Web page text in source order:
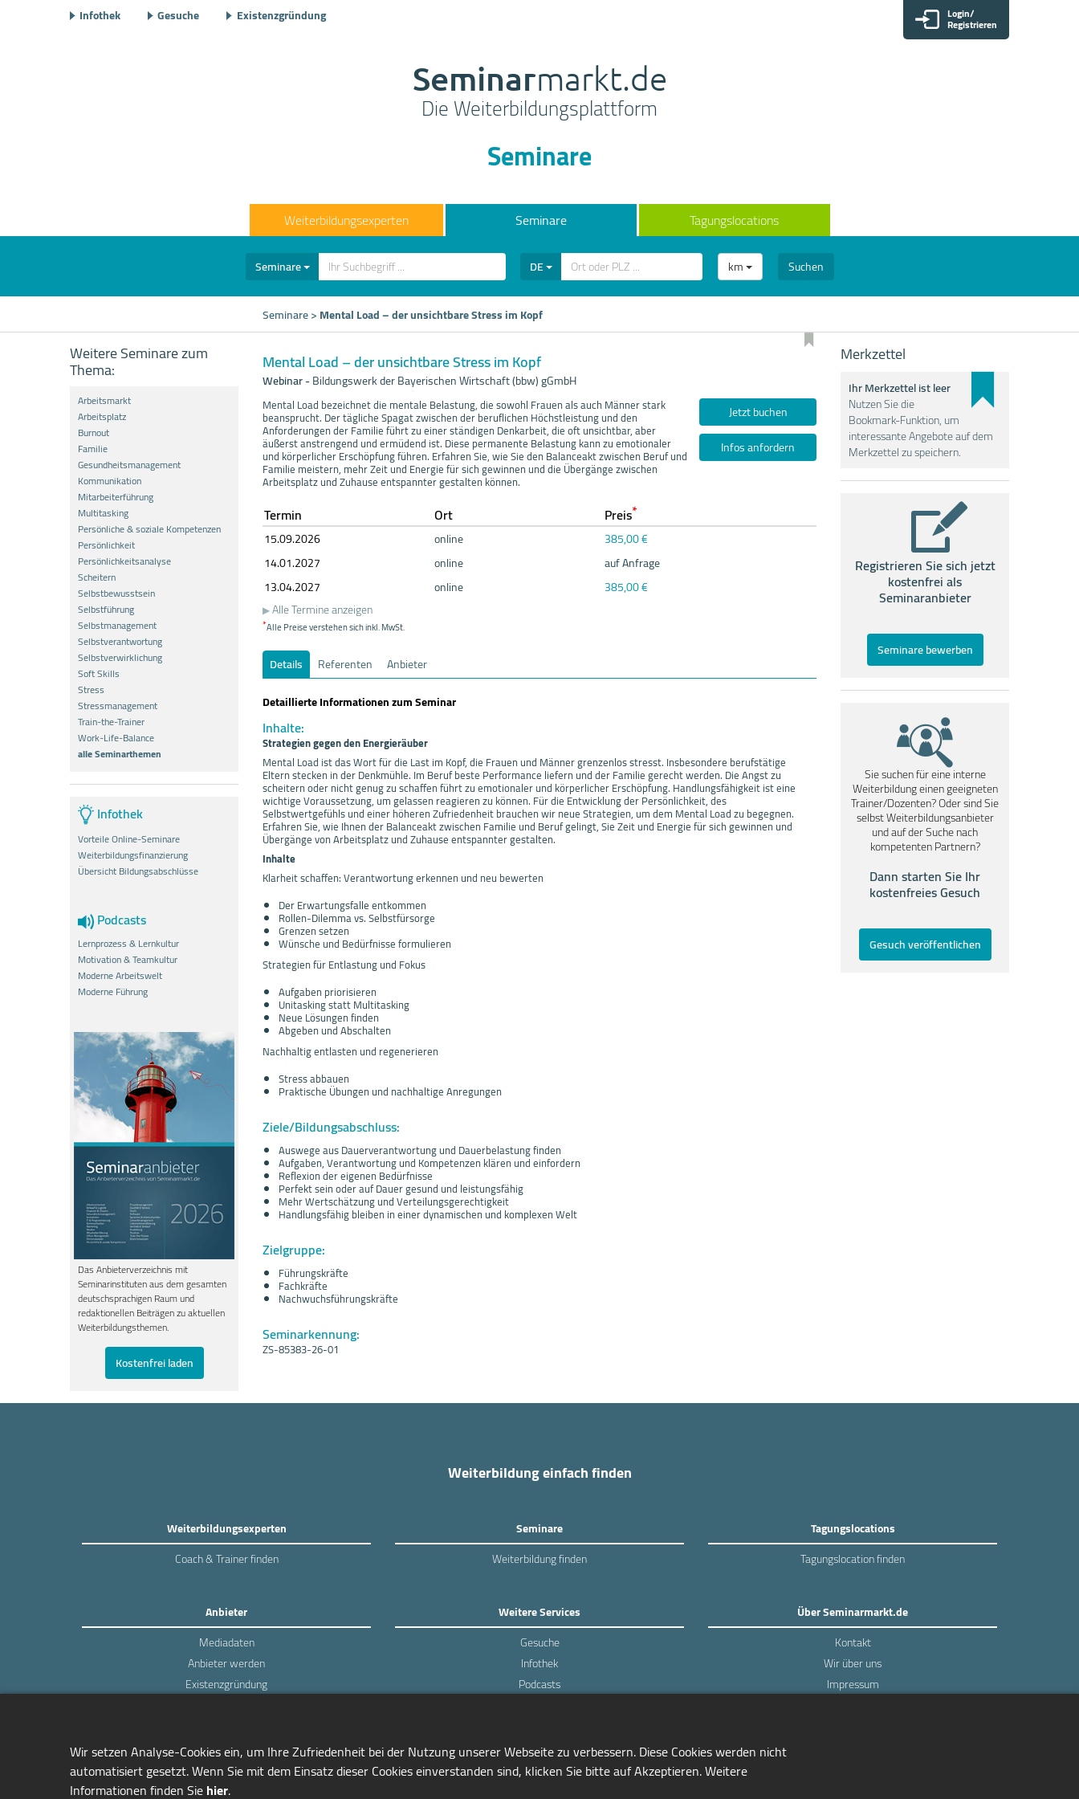
Infothek Gesuche Existenzgründung Login/
Registrieren
Seminarmarkt.de
Die Weiterbildungsplattform
Seminare
Weiterbildungsexperten Seminare Tagungslocations
Seminare DE km Suchen
Seminare>Mental Load – der unsichtbare Stress im Kopf
Weitere Seminare zum
Thema:
Arbeitsmarkt
Arbeitsplatz
Burnout
Familie
Gesundheitsmanagement
Kommunikation
Mitarbeiterführung
Multitasking
Persönliche & soziale Kompetenzen
Persönlichkeit
Persönlichkeitsanalyse
Scheitern
Selbstbewusstsein
Selbstführung
Selbstmanagement
Selbstverantwortung
Selbstverwirklichung
Soft Skills
Stress
Stressmanagement
Train-the-Trainer
Work-Life-Balance
alle Seminarthemen
Infothek
Vorteile Online-Seminare
Weiterbildungsfinanzierung
Übersicht Bildungsabschlüsse
Podcasts
Lernprozess & Lernkultur
Motivation & Teamkultur
Moderne Arbeitswelt
Moderne Führung
Das Anbieterverzeichnis mit
Seminarinstituten aus dem gesamten
deutschsprachigen Raum und
redaktionellen Beiträgen zu aktuellen
Weiterbildungsthemen.
Kostenfrei laden
Mental Load – der unsichtbare Stress im Kopf
Webinar-Bildungswerk der Bayerischen Wirtschaft (bbw) gGmbH
Mental Load bezeichnet die mentale Belastung, die sowohl Frauen als auch Männer stark
beansprucht. Der tägliche Spagat zwischen der beruflichen Höchstleistung und den
Anforderungen der Familie führt zu einer ständigen Denkarbeit, die oft unsichtbar, aber
äußerst anstrengend und ermüdend ist. Diese permanente Belastung kann zu emotionaler
und körperlicher Erschöpfung führen. Erfahren Sie, wie Sie den Balanceakt zwischen Beruf und
Familie meistern, mehr Zeit und Energie für sich gewinnen und die Übergänge zwischen
Arbeitsplatz und Zuhause entspannter gestalten können.
Jetzt buchen
Infos anfordern
Termin Ort Preis*
15.09.2026 online
385,00 €
14.01.2027 online
auf Anfrage
13.04.2027 online
385,00 €
Alle Termine anzeigen
*Alle Preise verstehen sich inkl. MwSt.
Details Referenten
Anbieter
Detaillierte Informationen zum Seminar
Inhalte:
Strategien gegen den Energieräuber
Mental Load ist das Wort für die Last im Kopf, die Frauen und Männer grenzenlos stresst. Insbesondere berufstätige
Eltern stecken in der Denkmühle. Im Beruf beste Performance liefern und der Familie gerecht werden. Die Angst zu
scheitern oder nicht genug zu schaffen führt zu emotionaler und körperlicher Erschöpfung. Handlungsfähigkeit ist eine
wichtige Voraussetzung, um gelassen reagieren zu können. Für die Entwicklung der Persönlichkeit, des
Selbstwertgefühls und einer höheren Zufriedenheit brauchen wir neue Strategien, um dem Mental Load zu begegnen.
Erfahren Sie, wie Ihnen der Balanceakt zwischen Familie und Beruf gelingt, Sie Zeit und Energie für sich gewinnen und
Übergänge von Arbeitsplatz und Zuhause entspannter gestalten.
Inhalte
Klarheit schaffen: Verantwortung erkennen und neu bewerten
Der Erwartungsfalle entkommen
Rollen-Dilemma vs. Selbstfürsorge
Grenzen setzen
Wünsche und Bedürfnisse formulieren
Strategien für Entlastung und Fokus
Aufgaben priorisieren
Unitasking statt Multitasking
Neue Lösungen finden
Abgeben und Abschalten
Nachhaltig entlasten und regenerieren
Stress abbauen
Praktische Übungen und nachhaltige Anregungen
Ziele/Bildungsabschluss:
Auswege aus Dauerverantwortung und Dauerbelastung finden
Aufgaben, Verantwortung und Kompetenzen klären und einfordern
Reflexion der eigenen Bedürfnisse
Perfekt sein oder auf Dauer gesund und leistungsfähig
Mehr Wertschätzung und Verteilungsgerechtigkeit
Handlungsfähig bleiben in einer dynamischen und komplexen Welt
Zielgruppe:
Führungskräfte
Fachkräfte
Nachwuchsführungskräfte
Seminarkennung:
ZS-85383-26-01
Merkzettel
Ihr Merkzettel ist leer
Nutzen Sie die
Bookmark-Funktion, um
interessante Angebote auf dem
Merkzettel zu speichern.
Registrieren Sie sich jetzt
kostenfrei als
Seminaranbieter
Seminare bewerben
Sie suchen für eine interne
Weiterbildung einen geeigneten
Trainer/Dozenten? Oder sind Sie
selbst Weiterbildungsanbieter
und auf der Suche nach
kompetenten Partnern?
Dann starten Sie Ihr
kostenfreies Gesuch
Gesuch veröffentlichen
Weiterbildung einfach finden
Weiterbildungsexperten
Coach & Trainer finden
Seminare
Weiterbildung finden
Tagungslocations
Tagungslocation finden
Anbieter
Mediadaten
Anbieter werden
Existenzgründung
Weitere Services
Gesuche
Infothek
Podcasts
Über Seminarmarkt.de
Kontakt
Wir über uns
Impressum
managerSeminare Verlags GmbH
Wir setzen Analyse-Cookies ein, um Ihre Zufriedenheit bei der Nutzung unserer Webseite zu verbessern. Diese Cookies werden nicht
automatisiert gesetzt. Wenn Sie mit dem Einsatz dieser Cookies einverstanden sind, klicken Sie bitte auf Akzeptieren. Weitere
Informationen finden Siehier.